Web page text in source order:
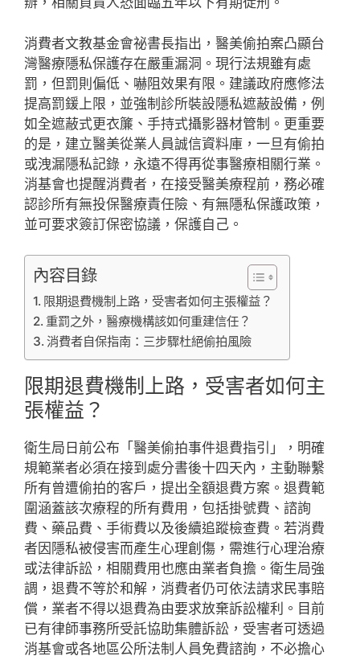
消費者文教基金會祕書長指出，醫美偷拍案凸顯台
灣醫療隱私保護存在嚴重漏洞。現行法規雖有處
罰，但罰則偏低、嚇阻效果有限。建議政府應修法
提高罰鍰上限，並強制診所裝設隱私遮蔽設備，例
如全遮蔽式更衣簾、手持式攝影器材管制。更重要
的是，建立醫美從業人員誠信資料庫，一旦有偷拍
或洩漏隱私記錄，永遠不得再從事醫療相關行業。
消基會也提醒消費者，在接受醫美療程前，務必確
認診所有無投保醫療責任險、有無隱私保護政策，
並可要求簽訂保密協議，保護自己。
內容目錄
限期退費機制上路，受害者如何主張權益？
重罰之外，醫療機構該如何重建信任？
消費者自保指南：三步驟杜絕偷拍風險
限期退費機制上路，受害者如何主
張權益？
衛生局日前公布「醫美偷拍事件退費指引」，明確
規範業者必須在接到處分書後十四天內，主動聯繫
所有曾遭偷拍的客戶，提出全額退費方案。退費範
圍涵蓋該次療程的所有費用，包括掛號費、諮詢
費、藥品費、手術費以及後續追蹤檢查費。若消費
者因隱私被侵害而產生心理創傷，需進行心理治療
或法律訴訟，相關費用也應由業者負擔。衛生局強
調，退費不等於和解，消費者仍可依法請求民事賠
償，業者不得以退費為由要求放棄訴訟權利。目前
已有律師事務所受託協助集體訴訟，受害者可透過
消基會或各地區公所法制人員免費諮詢，不必擔心